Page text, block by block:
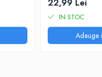
22,99 Lei
IN STOC
Adauga